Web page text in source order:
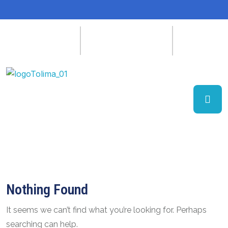
Nothing Found
It seems we can’t find what you’re looking for. Perhaps
searching can help.